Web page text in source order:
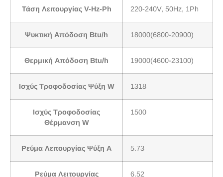
Τάση Λειτουργίας V-Hz-Ph 220-240V, 50Hz, 1Ph
Ψυκτική Απόδοση Btu/h 18000(6800-20900)
Θερμική Απόδοση Btu/h 19000(4600-23100)
Ισχύς Τροφοδοσίας Ψύξη W 1318
Ισχύς Τροφοδοσίας
Θέρμανση W
1500
Ρεύμα Λειτουργίας Ψύξη A 5.73
Ρεύμα Λειτουργίας 6.52